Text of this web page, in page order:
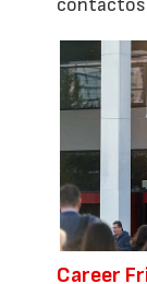
contactos
Career